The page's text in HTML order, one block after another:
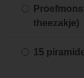
theezakje)
15